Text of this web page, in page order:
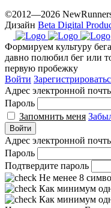
©2012—2026
Дизайн Beta Digital
Формируем культуру
давно полюбил бег или
первую пробежку
Войти
Адрес электронной
Пароль
Запомнить меня
Войти
Адрес электронной
Пароль
Подтвердите пароль
Не менее 8
Как минимум
Как минимум